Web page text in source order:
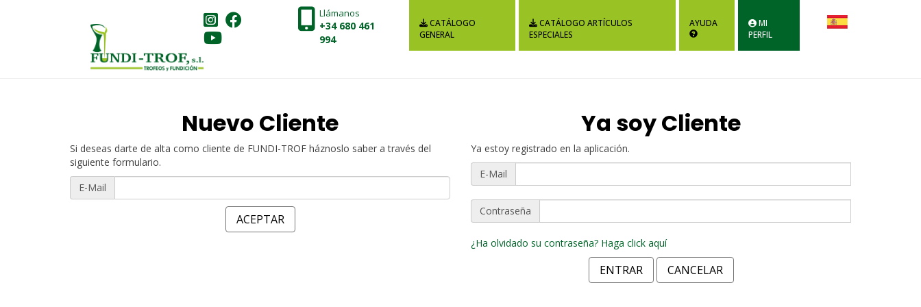
Llámanos
+34 680 461
994
CATÁLOGO
GENERAL
CATÁLOGO ARTÍCULOS
ESPECIALES
AYUDA
MI
PERFIL
Nuevo Cliente
Si deseas darte de alta como cliente de FUNDI-TROF háznoslo saber a través del
siguiente formulario.
E-Mail
Ya soy Cliente
Ya estoy registrado en la aplicación.
E-Mail
Contraseña
¿Ha olvidado su contraseña? Haga click aquí